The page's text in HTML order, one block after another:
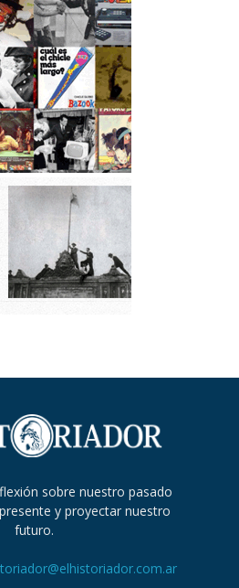
sobre nuestro pasado
y proyectar nuestro
futuro.